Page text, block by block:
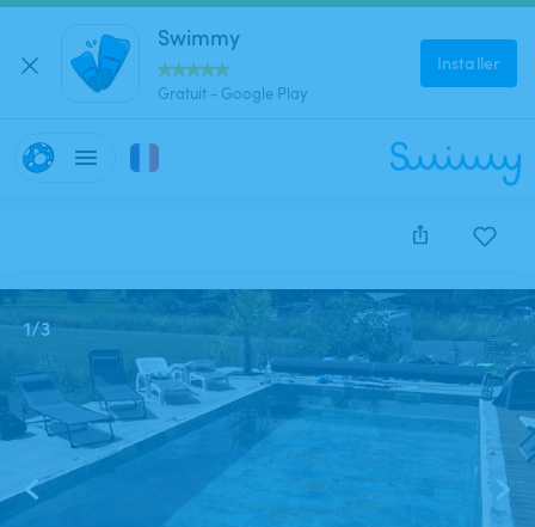
Swimmy
Gratuit - Google Play
Installer
Cette annonce est close et ne peut être réservée.
1/3